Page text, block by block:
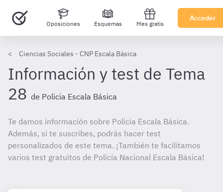
Oposiciones Esquemas Mes gratis
Acceder
Ciencias Sociales - CNP Escala Básica
Información y test de Tema
28 de Policia Escala Básica
Te damos información sobre Policia Escala Básica.
Además, si te suscribes, podrás hacer test
personalizados de este tema. ¡También te facilitamos
varios test gratuitos de Policía Nacional Escala Básica!